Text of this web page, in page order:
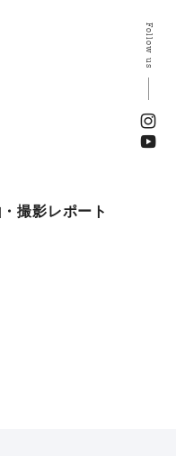
・撮影レポート
Follow us